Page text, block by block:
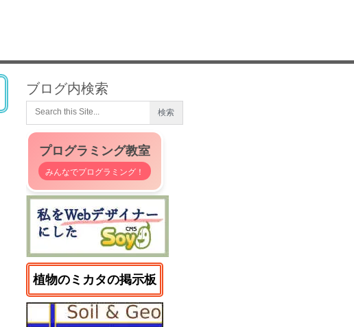
ブログ内検索
プログラミング教室
みんなでプログラミング！
植物のミカタの掲示板